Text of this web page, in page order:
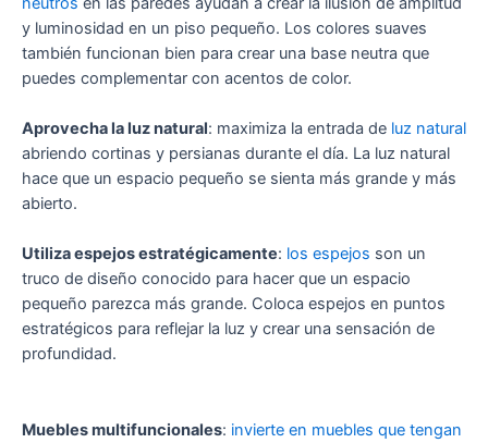
y luminosidad en un piso pequeño. Los colores suaves
también funcionan bien para crear una base neutra que
puedes complementar con acentos de color.
Aprovecha la luz natural: maximiza la entrada de luz natural
abriendo cortinas y persianas durante el día. La luz natural
hace que un espacio pequeño se sienta más grande y más
abierto.
Utiliza espejos estratégicamente: los espejos son un
truco de diseño conocido para hacer que un espacio
pequeño parezca más grande. Coloca espejos en puntos
estratégicos para reflejar la luz y crear una sensación de
profundidad.
Muebles multifuncionales: invierte en muebles que tengan